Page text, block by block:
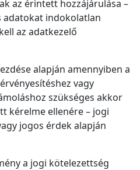
az érintett hozzájárulása –
adatokat indokolatlan
az adatkezelő
alapján amennyiben a
vagy
szükséges akkor
kérelme ellenére – jogi
jogos érdek alapján
a jogi kötelezettség